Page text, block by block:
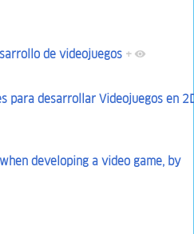
de videojuegos +
para desarrollar Videojuegos en
developing a video game, by